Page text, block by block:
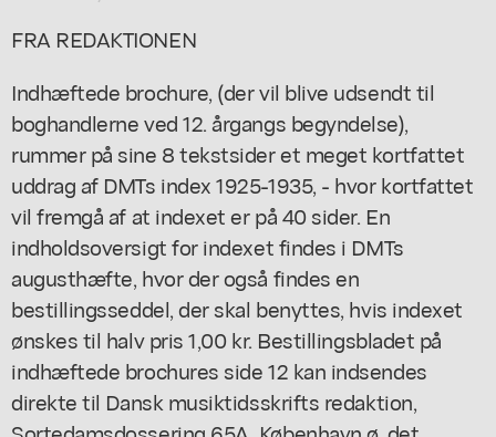
FRA REDAKTIONEN
Indhæftede brochure, (der vil blive udsendt til
boghandlerne ved 12. årgangs begyndelse),
rummer på sine 8 tekstsider et meget kortfattet
uddrag af DMTs index 1925-1935, - hvor kortfattet
vil fremgå af at indexet er på 40 sider. En
indholdsoversigt for indexet findes i DMTs
augusthæfte, hvor der også findes en
bestillingsseddel, der skal benyttes, hvis indexet
ønskes til halv pris 1,00 kr. Bestillingsbladet på
indhæftede brochures side 12 kan indsendes
direkte til Dansk musiktidsskrifts redaktion,